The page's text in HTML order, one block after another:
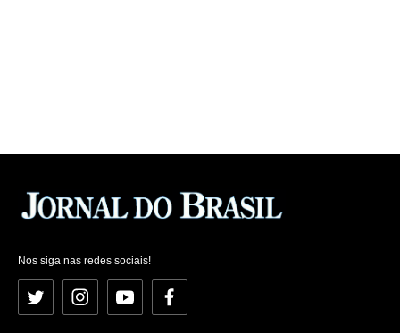
Nos siga nas redes sociais!
Twitter InstagramYouTubeFacebook